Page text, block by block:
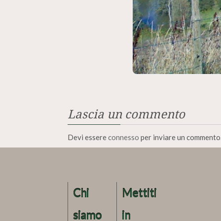
Lascia un commento
Devi essereconnesso per inviare un
Chi
siamo
Mettiti
in